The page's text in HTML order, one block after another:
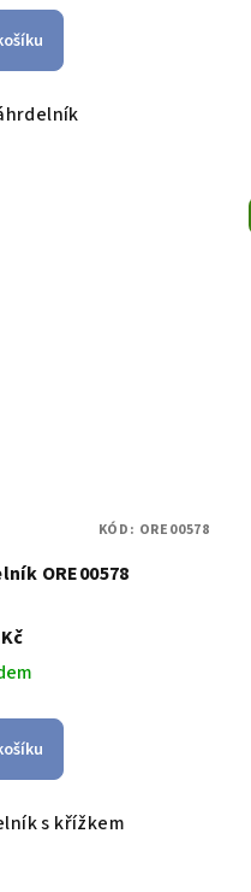
ORE00578
s křížkem
KÓD: ORE00578